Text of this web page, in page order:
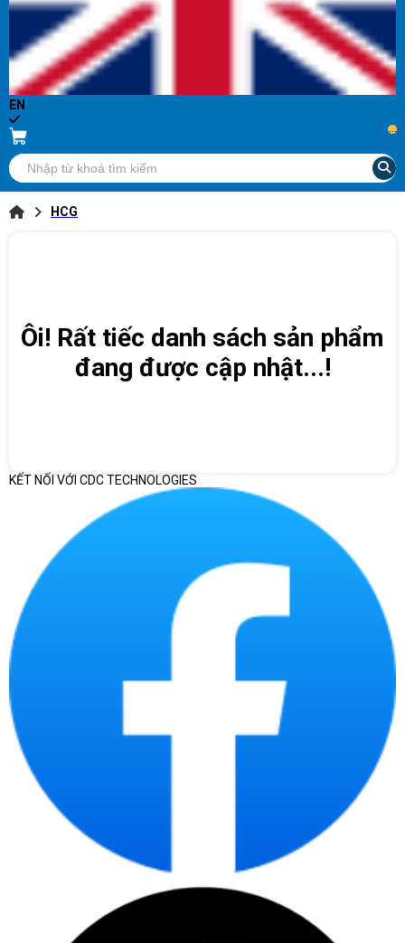
EN
...
HCG
Ôi! Rất tiếc danh sách sản phẩm
đang được cập nhật...!
KẾT NỐI VỚI CDC TECHNOLOGIES